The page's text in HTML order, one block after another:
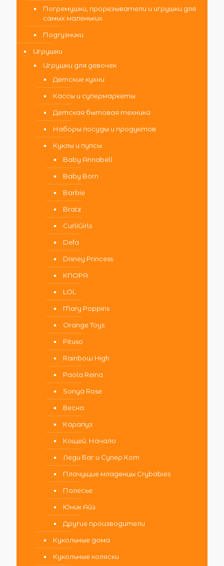
Погремушки, прорезыватели и игрушки для
самых маленьких
Подгузники
Игрушки
Игрушки для девочек
Детские кухни
Кассы и супермаркеты
Детская бытовая техника
Наборы посуды и продуктов
Куклы и пупсы
Baby Annabell
Baby Born
Barbie
Bratz
CurliGirls
Defa
Disney Princess
KNOPA
LOL
Mary Poppins
Orange Toys
Pituso
Rainbow High
Paola Reina
Sonya Rose
Весна
Карапуз
Кощей. Начало
Леди Баг и Супер Кот
Плачущие младенцы Crybabies
Полесье
Юник Айз
Другие производители
Кукольные дома
Кукольные коляски